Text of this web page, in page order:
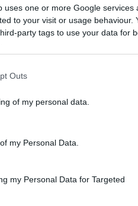
uses one or more Google
to your visit or usage behaviour.
party tags to use your data for
Outs
of my personal data.
my Personal Data.
my Personal Data for Targeted